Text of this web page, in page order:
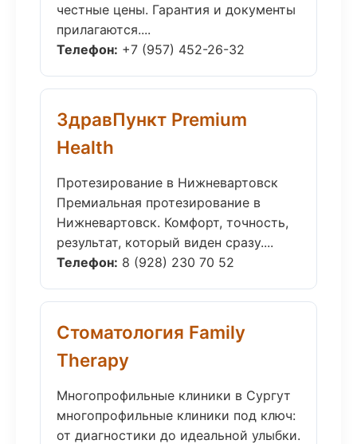
честные цены. Гарантия и документы
прилагаются....
Телефон: +7 (957) 452-26-32
ЗдравПункт Premium
Health
Протезирование в Нижневартовск
Премиальная протезирование в
Нижневартовск. Комфорт, точность,
результат, который виден сразу....
Телефон: 8 (928) 230 70 52
Стоматология Family
Therapy
Многопрофильные клиники в Сургут
многопрофильные клиники под ключ:
от диагностики до идеальной улыбки.